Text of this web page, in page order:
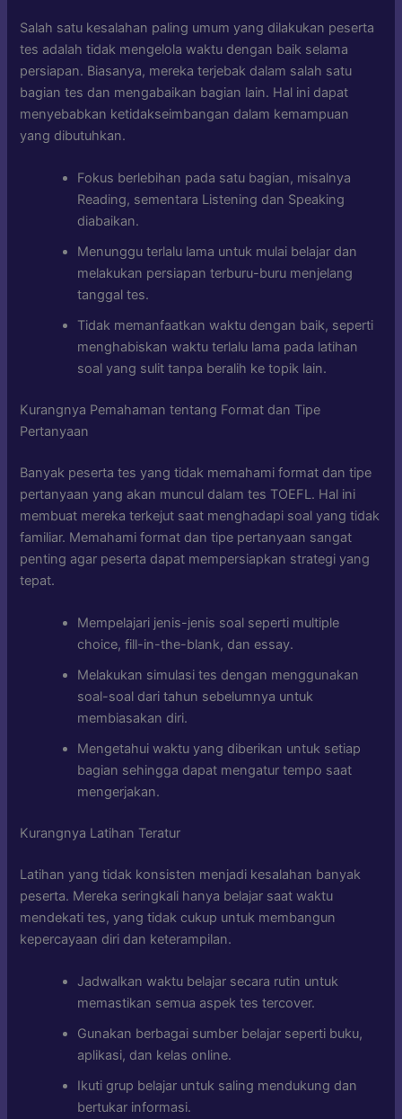
Salah satu kesalahan paling umum yang dilakukan peserta
tes adalah tidak mengelola waktu dengan baik selama
persiapan. Biasanya, mereka terjebak dalam salah satu
bagian tes dan mengabaikan bagian lain. Hal ini dapat
menyebabkan ketidakseimbangan dalam kemampuan
yang dibutuhkan.
Fokus berlebihan pada satu bagian, misalnya
Reading, sementara Listening dan Speaking
diabaikan.
Menunggu terlalu lama untuk mulai belajar dan
melakukan persiapan terburu-buru menjelang
tanggal tes.
Tidak memanfaatkan waktu dengan baik, seperti
menghabiskan waktu terlalu lama pada latihan
soal yang sulit tanpa beralih ke topik lain.
Kurangnya Pemahaman tentang Format dan Tipe
Pertanyaan
Banyak peserta tes yang tidak memahami format dan tipe
pertanyaan yang akan muncul dalam tes TOEFL. Hal ini
membuat mereka terkejut saat menghadapi soal yang tidak
familiar. Memahami format dan tipe pertanyaan sangat
penting agar peserta dapat mempersiapkan strategi yang
tepat.
Mempelajari jenis-jenis soal seperti multiple
choice, fill-in-the-blank, dan essay.
Melakukan simulasi tes dengan menggunakan
soal-soal dari tahun sebelumnya untuk
membiasakan diri.
Mengetahui waktu yang diberikan untuk setiap
bagian sehingga dapat mengatur tempo saat
mengerjakan.
Kurangnya Latihan Teratur
Latihan yang tidak konsisten menjadi kesalahan banyak
peserta. Mereka seringkali hanya belajar saat waktu
mendekati tes, yang tidak cukup untuk membangun
kepercayaan diri dan keterampilan.
Jadwalkan waktu belajar secara rutin untuk
memastikan semua aspek tes tercover.
Gunakan berbagai sumber belajar seperti buku,
aplikasi, dan kelas online.
Ikuti grup belajar untuk saling mendukung dan
bertukar informasi.